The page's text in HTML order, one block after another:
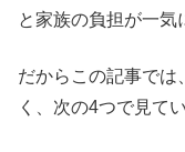
と家族の負担が一気
だからこの記事では
く、次の4つで見て